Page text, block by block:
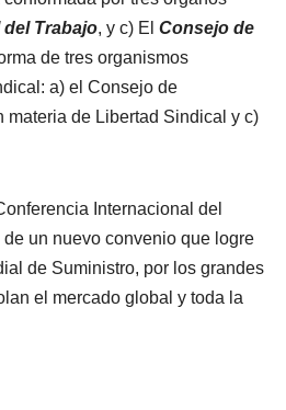
Trabajo, y c) El Consejo de
de tres organismos
a) el Consejo de
de Libertad Sindical y c)
Internacional del
un nuevo convenio que logre
de Suministro, por los grandes
el mercado global y toda la